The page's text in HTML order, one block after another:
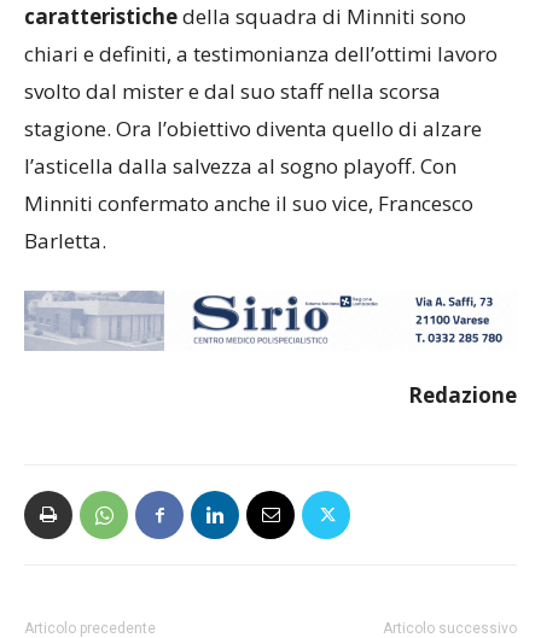
caratteristichedella squadra di Minniti sono
chiari e definiti, a testimonianza dell’ottimi lavoro
svolto dal mister e dal suo staff nella scorsa
stagione. Ora l’obiettivo diventa quello di alzare
l’asticella dalla salvezza al sogno playoff. Con
Minniti confermato anche il suo vice, Francesco
Barletta.
Redazione
Articolo precedente Articolo successivo